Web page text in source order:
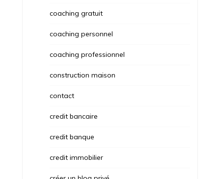
coaching gratuit
coaching personnel
coaching professionnel
construction maison
contact
credit bancaire
credit banque
credit immobilier